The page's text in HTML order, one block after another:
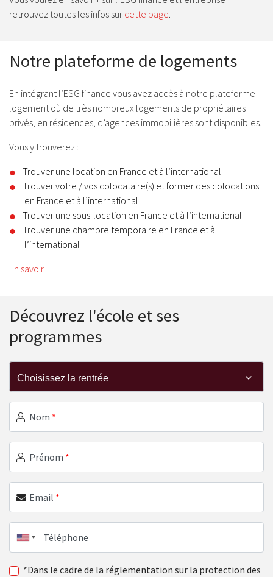
retrouvez toutes les infos sur cette page.
Notre plateforme de logements
En intégrant l’ESG finance vous avez accès à notre plateforme
logement où de très nombreux logements de propriétaires
privés, en résidences, d’agences immobilières sont disponibles.
Vous y trouverez :
Trouver une location en France et à l’international
Trouver votre / vos colocataire(s) et former des colocations
en France et à l’international
Trouver une sous-location en France et à l’international
Trouver une chambre temporaire en France et à
l’international
En savoir +
Découvrez l'école et ses
programmes
Nom *
Prénom *
Email *
Téléphone
*Dans le cadre de la réglementation sur la protection des